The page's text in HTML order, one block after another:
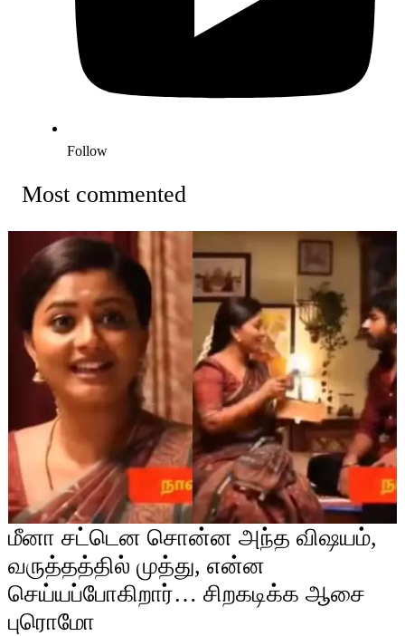
Follow
Most commented
மீனா சட்டென சொன்ன அந்த விஷயம்,
வருத்தத்தில் முத்து, என்ன
செய்யப்போகிறார்… சிறகடிக்க ஆசை
புரொமோ